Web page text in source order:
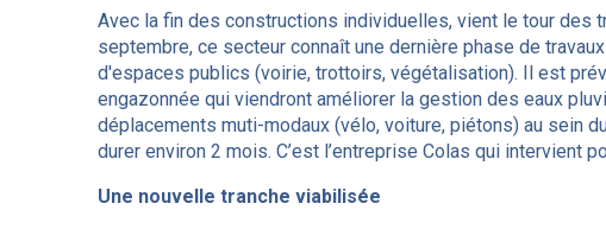
Avec la fin des constructions individuelles, vient le tour des
septembre, ce secteur connaît une dernière phase de
d'espaces publics (voirie, trottoirs, végétalisation). Il est
engazonnée qui viendront améliorer la gestion des eaux
déplacements muti-modaux (vélo, voiture, piétons) au sein
durer environ 2 mois. C’est l’entreprise Colas qui intervient
Une nouvelle tranche viabilisée